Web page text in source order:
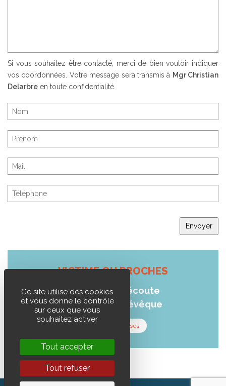
Si vous souhaitez être contacté, merci de bien vouloir indiquer
vos coordonnées. Votre message sera transmis à Mgr Christian
Delarbre en toute confidentialité.
Envoyer
VICTIME OU PROCHES
L'Eglise vous écoute
Contactez un évêque
Carte des diocèses
Ce site utilise des cookies
et vous donne le contrôle
sur ceux que vous
souhaitez activer
Tout accepter
Tout refuser